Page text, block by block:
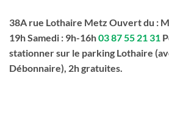
38A rue Lothaire Metz Ouvert du :
19h Samedi : 9h-16h03 87 55 21 31
stationner sur le parking Lothaire
Débonnaire), 2h gratuites.